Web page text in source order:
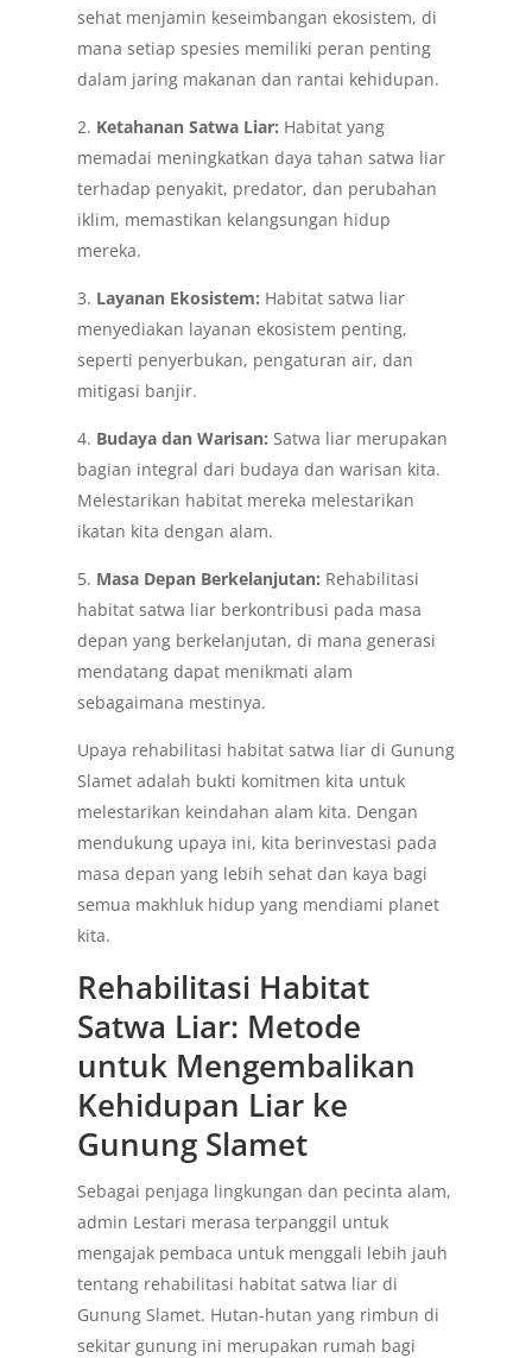
sehat menjamin keseimbangan ekosistem, di
mana setiap spesies memiliki peran penting
dalam jaring makanan dan rantai kehidupan.
2. Ketahanan Satwa Liar: Habitat yang
memadai meningkatkan daya tahan satwa liar
terhadap penyakit, predator, dan perubahan
iklim, memastikan kelangsungan hidup
mereka.
3. Layanan Ekosistem: Habitat satwa liar
menyediakan layanan ekosistem penting,
seperti penyerbukan, pengaturan air, dan
mitigasi banjir.
4. Budaya dan Warisan: Satwa liar merupakan
bagian integral dari budaya dan warisan kita.
Melestarikan habitat mereka melestarikan
ikatan kita dengan alam.
5. Masa Depan Berkelanjutan: Rehabilitasi
habitat satwa liar berkontribusi pada masa
depan yang berkelanjutan, di mana generasi
mendatang dapat menikmati alam
sebagaimana mestinya.
Upaya rehabilitasi habitat satwa liar di Gunung
Slamet adalah bukti komitmen kita untuk
melestarikan keindahan alam kita. Dengan
mendukung upaya ini, kita berinvestasi pada
masa depan yang lebih sehat dan kaya bagi
semua makhluk hidup yang mendiami planet
kita.
Rehabilitasi Habitat
Satwa Liar: Metode
untuk Mengembalikan
Kehidupan Liar ke
Gunung Slamet
Sebagai penjaga lingkungan dan pecinta alam,
admin Lestari merasa terpanggil untuk
mengajak pembaca untuk menggali lebih jauh
tentang rehabilitasi habitat satwa liar di
Gunung Slamet. Hutan-hutan yang rimbun di
sekitar gunung ini merupakan rumah bagi